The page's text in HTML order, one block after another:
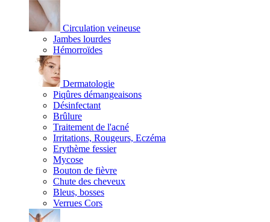
Circulation veineuse
Jambes lourdes
Hémorroïdes
Dermatologie
Piqûres démangeaisons
Désinfectant
Brûlure
Traitement de l'acné
Irritations, Rougeurs, Eczéma
Erythème fessier
Mycose
Bouton de fièvre
Chute des cheveux
Bleus, bosses
Verrues Cors